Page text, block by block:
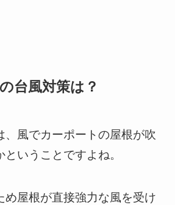
台風対策は？
、風でカーポートの屋根が吹
いうことですよね。
め屋根が直接強力な風を受け